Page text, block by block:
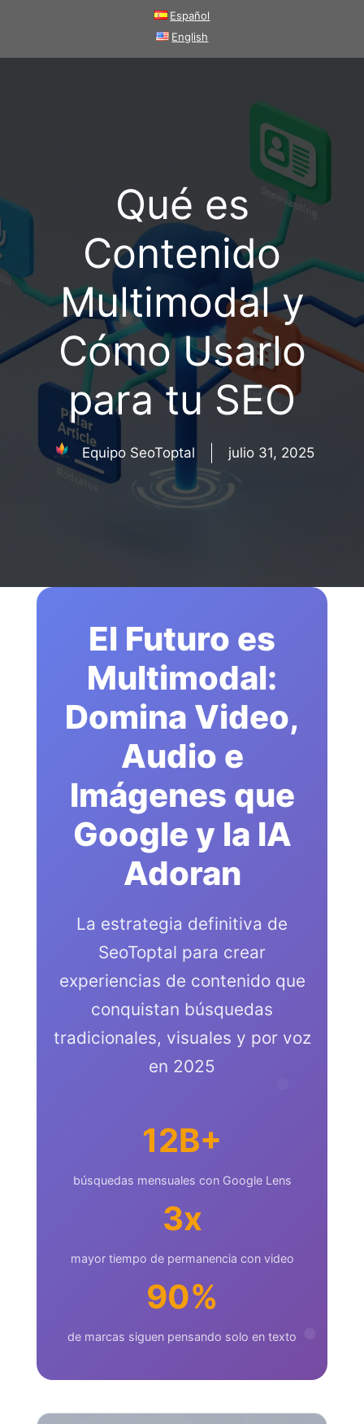
Español
English
Qué es
Contenido
Multimodal y
Cómo Usarlo
para tu SEO
Equipo SeoToptal julio 31, 2025
El Futuro es
Multimodal:
Domina Video,
Audio e
Imágenes que
Google y la IA
Adoran
La estrategia definitiva de
SeoToptal para crear
experiencias de contenido que
conquistan búsquedas
tradicionales, visuales y por voz
en 2025
12B+
búsquedas mensuales con Google Lens
3x
mayor tiempo de permanencia con video
90%
de marcas siguen pensando solo en texto